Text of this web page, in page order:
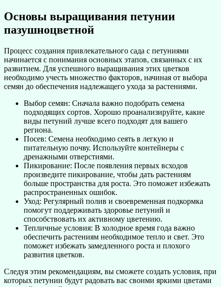
Основы выращивания петунии
пазушноцветной
Процесс создания привлекательного сада с петуниями
начинается с понимания основных этапов, связанных с их
развитием. Для успешного выращивания этих цветков
необходимо учесть множество факторов, начиная от выбора
семян до обеспечения надлежащего ухода за растениями.
Выбор семян: Сначала важно подобрать семена
подходящих сортов. Хорошо проанализируйте, какие
виды петуний лучше всего подходят для вашего
региона.
Посев: Семена необходимо сеять в легкую и
питательную почву. Используйте контейнеры с
дренажными отверстиями.
Пикирование: После появления первых всходов
произведите пикирование, чтобы дать растениям
больше пространства для роста. Это поможет избежать
распространенных ошибок.
Уход: Регулярный полив и своевременная подкормка
помогут поддерживать здоровье петуний и
способствовать их активному цветению.
Тепличные условия: В холодное время года важно
обеспечить растениям необходимое тепло и свет. Это
поможет избежать замедленного роста и плохого
развития цветков.
Следуя этим рекомендациям, вы сможете создать условия, при
которых петунии будут радовать вас своими яркими цветами